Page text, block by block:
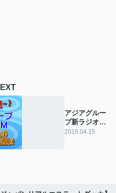
アジアグルー
プ新ラジオ
CM放送開
2016.04.15